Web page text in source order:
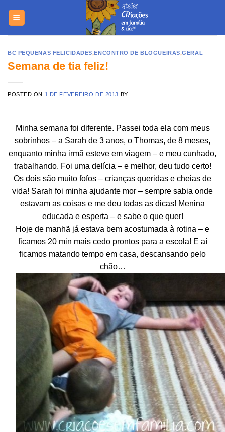
BC PEQUENAS FELICIDADES,ENCONTRO DE BLOGUEIRAS,GERAL
Semana de tia feliz!
POSTED ON 1 DE FEVEREIRO DE 2013 BY
Minha semana foi diferente. Passei toda ela com meus
sobrinhos – a Sarah de 3 anos, o Thomas, de 8 meses,
enquanto minha irmã esteve em viagem – e meu cunhado,
trabalhando. Foi uma delícia – e melhor, deu tudo certo!
Os dois são muito fofos – crianças queridas e cheias de
vida! Sarah foi minha ajudante mor – sempre sabia onde
estavam as coisas e me deu todas as dicas! Menina
educada e esperta – e sabe o que quer!
Hoje de manhã já estava bem acostumada à rotina – e
ficamos 20 min mais cedo prontos para a escola! E aí
ficamos matando tempo em casa, descansando pelo
chão…